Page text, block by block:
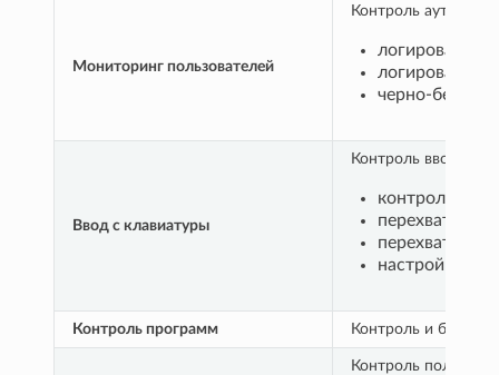
Мониторинг пользователей
Контроль
логирование
логирование
черно-белые
Ввод с клавиатуры
Контроль ввода с
контроль
перехват
перехват
настройка
Контроль программ Контроль и
Контроль